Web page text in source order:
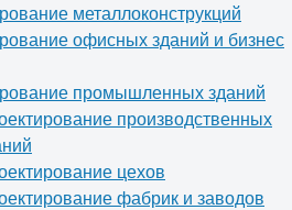
металлоконструкций
офисных зданий и бизнес
промышленных зданий
производственных
цехов
фабрик и заводов